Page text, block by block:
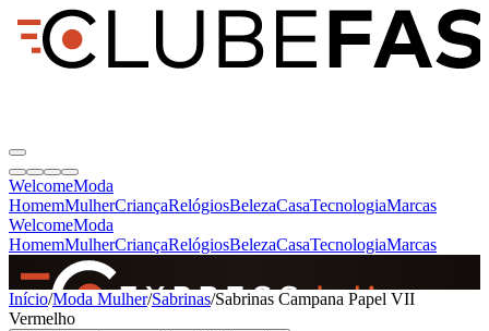
WelcomeModa
HomemMulherCriançaRelógiosBelezaCasaTecnologiaMarcas
WelcomeModa
HomemMulherCriançaRelógiosBelezaCasaTecnologiaMarcas
SINCE 2005
Início/Moda Mulher/Sabrinas/Sabrinas Campana Papel VII
Vermelho